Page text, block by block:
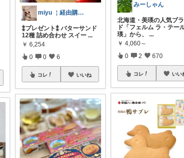
miyu ￤経由購入ありがとうございます
⁑プレゼント⁑ バターサンド
12種 詰め合わせ スイー ...
￥ 6,254
0 0 6
コレ いいね
みーしゃん
北海道・美瑛の人気ブ
ド「フェルム ラ・テー
瑛」から、...
￥ 4,060～
0 2 670
コレ いい